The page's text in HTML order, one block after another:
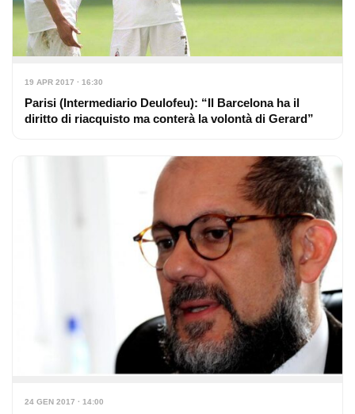
19 APR 2017 · 16:30
Parisi (Intermediario Deulofeu): “Il Barcelona ha il
diritto di riacquisto ma conterà la volontà di Gerard”
24 GEN 2017 · 14:00